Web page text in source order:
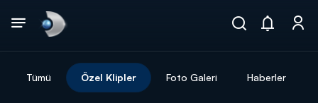
Tümü Özel Klipler Foto Galeri Haberler